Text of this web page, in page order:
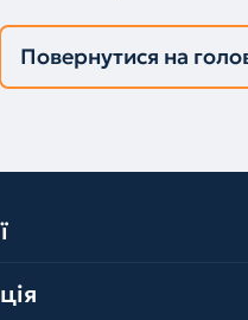
Повернутися на